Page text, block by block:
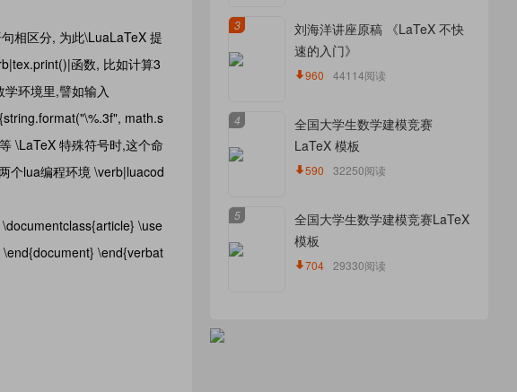
相区分, 为此\LuaLaTeX 提
函数, 比如计算3
环境里,譬如输入
math.s
\LaTeX 特殊符号时,这个命
个lua编程环境 \verb|luacod
\use
\end{verbat
3
刘海洋讲座原稿 《LaTeX 不快
速的入门》
960 44114阅读
4
全国大学生数学建模竞赛
LaTeX 模板
590 32250阅读
5
全国大学生数学建模竞赛LaTeX
模板
704 29330阅读